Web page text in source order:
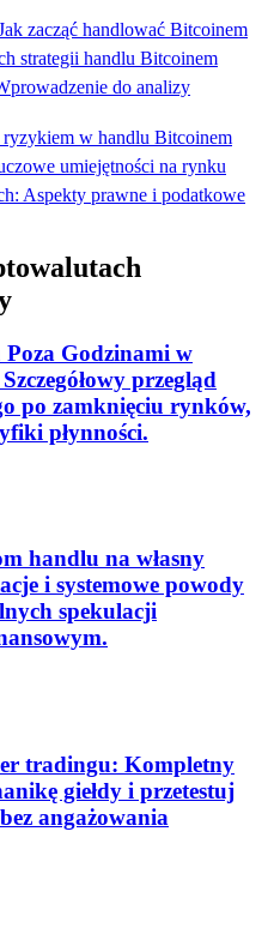
zacząć handlować Bitcoinem
strategii handlu Bitcoinem
do analizy
ryzykiem w handlu Bitcoinem
umiejętności na rynku
Aspekty prawne i podatkowe
Godzinami w
przegląd
po zamknięciu rynków,
płynności.
handlu na własny
i systemowe powody
spekulacji
tradingu: Kompletny
giełdy i przetestuj
angażowania